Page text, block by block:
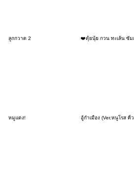
ลูกกวาด 2
หมูแดง!